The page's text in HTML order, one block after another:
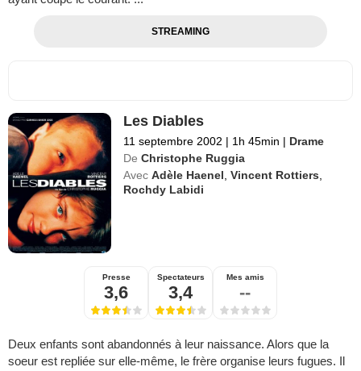
STREAMING
Les Diables
11 septembre 2002 | 1h 45min | Drame
De Christophe Ruggia
Avec Adèle Haenel ,Vincent Rottiers
Rochdy Labidi
Presse
3,6
Spectateurs
3,4
Mes amis
--
Deux enfants sont abandonnés à leur naissance. Alors que la
soeur est repliée sur elle-même, le frère organise leurs fugues. Il